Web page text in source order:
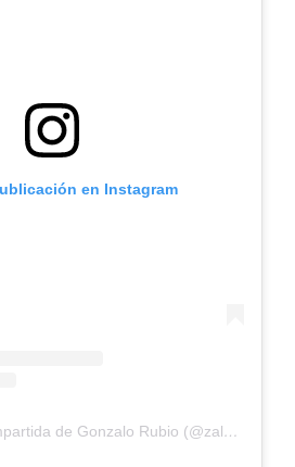
en Instagram
Una publicación compartida de Gonzalo Rubio (@zalorubio)